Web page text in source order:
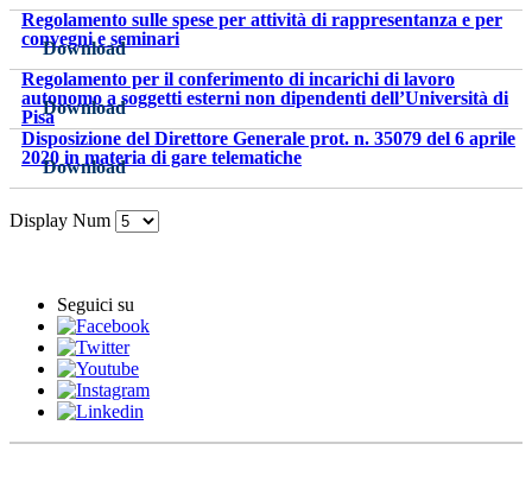
Regolamento sulle spese per attività di rappresentanza e per
convegni e seminari
Download
Regolamento per il conferimento di incarichi di lavoro
autonomo a soggetti esterni non dipendenti dell’Università di
PisaDownload
Disposizione del Direttore Generale prot. n. 35079 del 6 aprile
2020 in materia di gare telematiche
Download
Display Num
Seguici su